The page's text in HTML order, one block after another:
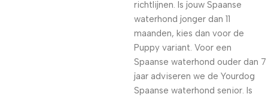
richtlijnen. Is jouw Spaanse
waterhond jonger dan 11
maanden, kies dan voor de
Puppy variant. Voor een
Spaanse waterhond ouder dan 7
jaar adviseren we de Yourdog
Spaanse waterhond senior. Is